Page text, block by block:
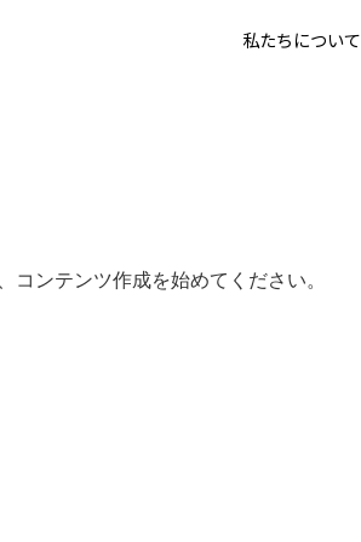
私たちについて
ンテンツ作成を始めてください。